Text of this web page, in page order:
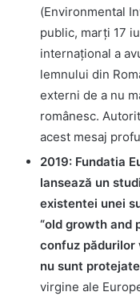
(Environmental
public, marţi 17
internațional a
lemnului din
externi de a nu
românesc.
acest mesaj
2019: Fundatia
lansează un
existentei unei
“old growth and
confuz pădurilor
nu sunt
virgine ale